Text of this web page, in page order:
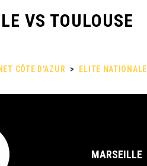
VS TOULOUSE
CÔTE D'AZUR > ELITE NATIONALE
MARSEILLE